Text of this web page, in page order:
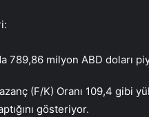
789,86 milyon ABD doları
(F/K) Oranı 109,4 gibi
gösteriyor.